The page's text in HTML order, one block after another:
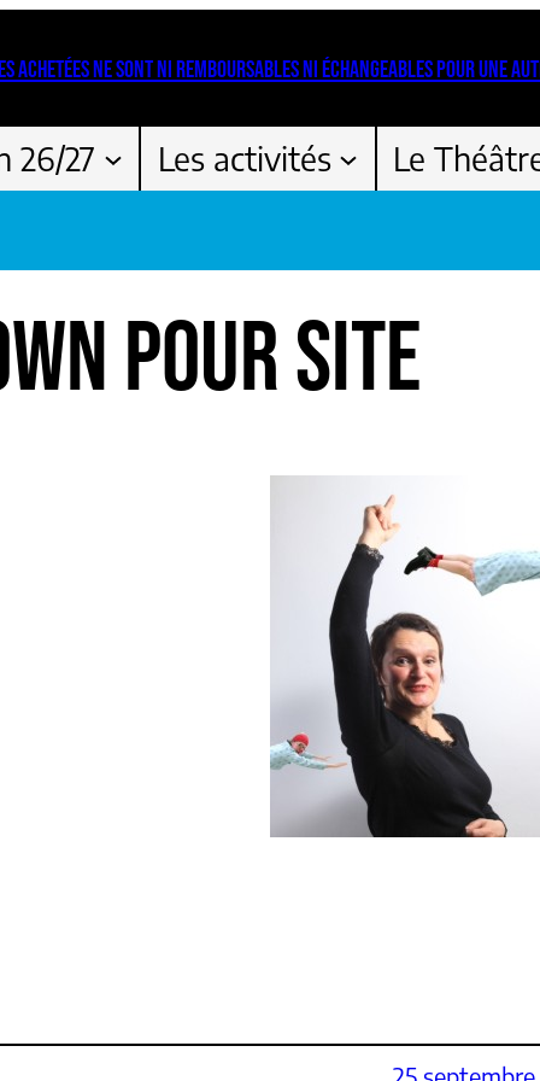
ACHETÉES NE SONT NI REMBOURSABLES NI ÉCHANGEABLES POUR UNE
26/27 Les activités Le
POUR SITE